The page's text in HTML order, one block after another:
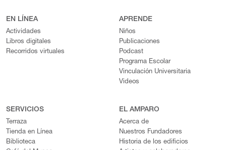
EN LÍNEA
Actividades
Libros digitales
Recorridos virtuales
APRENDE
Niños
Publicaciones
Podcast
Programa Escolar
Vinculación Universitaria
Videos
SERVICIOS
Terraza
Tienda en Línea
Biblioteca
EL AMPARO
Acerca de
Nuestros Fundadores
Historia de los edificios